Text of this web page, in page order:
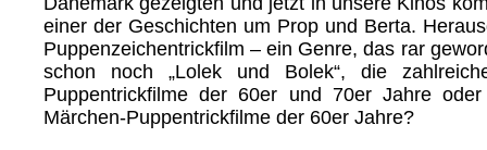
einer der Geschichten um Prop und Berta.
Puppenzeichentrickfilm – ein Genre, das rar
schon noch „Lolek und Bolek“, die
Puppentrickfilme der 60er und 70er Jahre
Märchen-Puppentrickfilme der 60er Jahre?